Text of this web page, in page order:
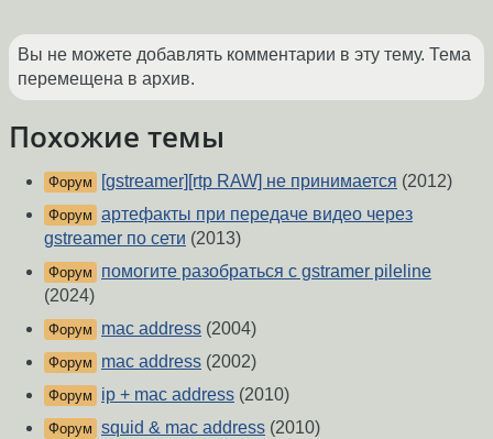
Вы не можете добавлять комментарии в эту тему. Тема
перемещена в архив.
Похожие темы
Форум [gstreamer][rtp RAW] не принимается (2012)
Форум артефакты при передаче видео через
gstreamer по сети (2013)
Форум
помогите разобраться с gstramer pileline
(2024)
Форум mac address (2004)
Форум mac address (2002)
Форум ip + mac address (2010)
Форум squid & mac address (2010)